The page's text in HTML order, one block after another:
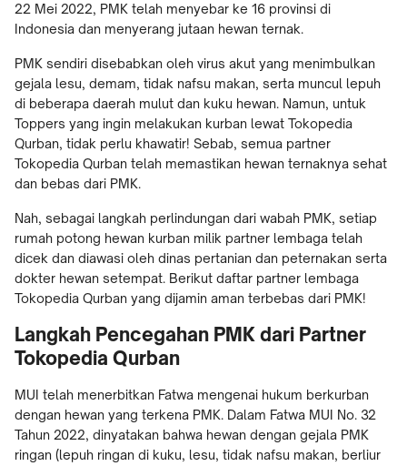
22 Mei 2022, PMK telah menyebar ke 16 provinsi di
Indonesia dan menyerang jutaan hewan ternak.
PMK sendiri disebabkan oleh virus akut yang menimbulkan
gejala lesu, demam, tidak nafsu makan, serta muncul lepuh
di beberapa daerah mulut dan kuku hewan. Namun, untuk
Toppers yang ingin melakukan kurban lewat Tokopedia
Qurban, tidak perlu khawatir! Sebab, semua partner
Tokopedia Qurban telah memastikan hewan ternaknya sehat
dan bebas dari PMK.
Nah, sebagai langkah perlindungan dari wabah PMK, setiap
rumah potong hewan kurban milik partner lembaga telah
dicek dan diawasi oleh dinas pertanian dan peternakan serta
dokter hewan setempat. Berikut daftar partner lembaga
Tokopedia Qurban yang dijamin aman terbebas dari PMK!
Langkah Pencegahan PMK dari Partner
Tokopedia Qurban
MUI telah menerbitkan Fatwa mengenai hukum berkurban
dengan hewan yang terkena PMK. Dalam Fatwa MUI No. 32
Tahun 2022, dinyatakan bahwa hewan dengan gejala PMK
ringan (lepuh ringan di kuku, lesu, tidak nafsu makan, berliur